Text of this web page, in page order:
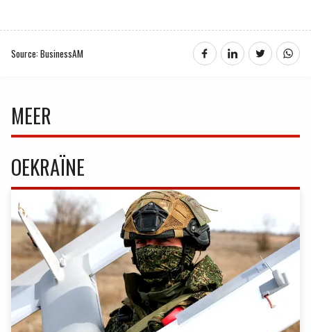
Source: BusinessAM
MEER
OEKRAÏNE